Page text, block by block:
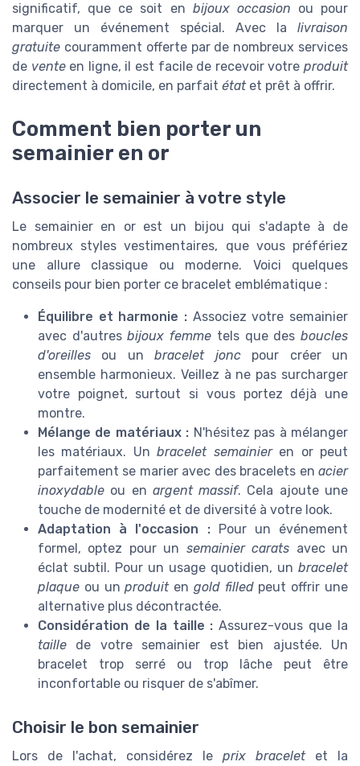
significatif, que ce soit en bijoux occasion ou pour
marquer un événement spécial. Avec la livraison
gratuite couramment offerte par de nombreux services
de venteen ligne, il est facile de recevoir votreproduit
directement à domicile, en parfait étatet prêt à offrir.
Comment bien porter un
semainier en or
Associer le semainier à votre style
Le semainier en or est un bijou qui s'adapte à de
nombreux styles vestimentaires, que vous préfériez
une allure classique ou moderne. Voici quelques
conseils pour bien porter ce bracelet emblématique :
Équilibre et harmonie : Associez votre semainier
avec d'autresbijoux femme tels que desboucles
d'oreilles ou unbracelet joncpour créer un
ensemble harmonieux. Veillez à ne pas surcharger
votre poignet, surtout si vous portez déjà une
montre.
Mélange de matériaux : N'hésitez pas à mélanger
les matériaux. Unbracelet semainieren or peut
parfaitement se marier avec des bracelets en acier
inoxydable ou en argent massif. Cela ajoute une
touche de modernité et de diversité à votre look.
Adaptation à l'occasion :Pour un événement
formel, optez pour un semainier carats avec un
éclat subtil. Pour un usage quotidien, un bracelet
plaque ou unproduiten gold filledpeut offrir une
alternative plus décontractée.
Considération de la taille : Assurez-vous que la
taille de votre semainier est bien ajustée. Un
bracelet trop serré ou trop lâche peut être
inconfortable ou risquer de s'abîmer.
Choisir le bon semainier
Lors de l'achat, considérez le prix braceletet la